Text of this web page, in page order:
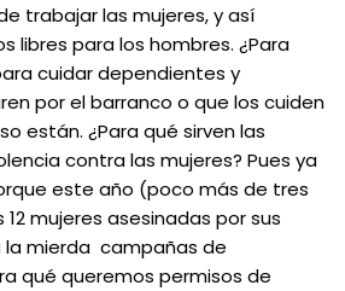
trabajar las mujeres, y así
libres para los hombres. ¿Para
cuidar dependientes y
por el barranco o que los cuiden
están. ¿Para qué sirven las
contra las mujeres? Pues ya
este año (poco más de tres
mujeres asesinadas por sus
la mierda campañas de
qué queremos permisos de